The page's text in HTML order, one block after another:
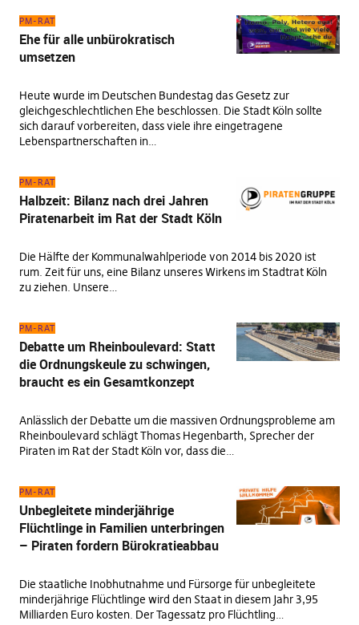
PM-RAT
Ehe für alle unbürokratisch
umsetzen
Heute wurde im Deutschen Bundestag das Gesetz zur
gleichgeschlechtlichen Ehe beschlossen. Die Stadt Köln sollte
sich darauf vorbereiten, dass viele ihre eingetragene
Lebenspartnerschaften in…
PM-RAT
Halbzeit: Bilanz nach drei Jahren
Piratenarbeit im Rat der Stadt Köln
Die Hälfte der Kommunalwahlperiode von 2014 bis 2020 ist
rum. Zeit für uns, eine Bilanz unseres Wirkens im Stadtrat Köln
zu ziehen. Unsere…
PM-RAT
Debatte um Rheinboulevard: Statt
die Ordnungskeule zu schwingen,
braucht es ein Gesamtkonzept
Anlässlich der Debatte um die massiven Ordnungsprobleme am
Rheinboulevard schlägt Thomas Hegenbarth, Sprecher der
Piraten im Rat der Stadt Köln vor, dass die…
PM-RAT
Unbegleitete minderjährige
Flüchtlinge in Familien unterbringen
– Piraten fordern Bürokratieabbau
Die staatliche Inobhutnahme und Fürsorge für unbegleitete
minderjährige Flüchtlinge wird den Staat in diesem Jahr 3,95
Milliarden Euro kosten. Der Tagessatz pro Flüchtling…